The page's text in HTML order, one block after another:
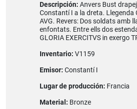
Descripción: Anvers Bust
Constantí I a la dreta. Llegenda
AVG. Revers: Dos soldats amb
enfontats. Entre ells dos
GLORIA EXERCITVS in exergo
Inventario: V1159
Emisor: Constantí I
Lugar de producción: Francia
Material: Bronze